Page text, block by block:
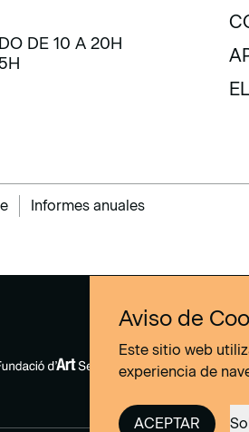
DE 10 A 20H
Informes anuales
Aviso de
Este sitio web
experiencia de
ACEPTAR